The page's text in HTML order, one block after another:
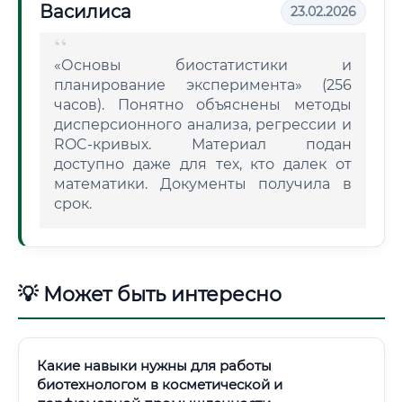
Василиса 23.02.2026
«Основы биостатистики и
планирование эксперимента» (256
часов). Понятно объяснены методы
дисперсионного анализа, регрессии и
ROC-кривых. Материал подан
доступно даже для тех, кто далек от
математики. Документы получила в
срок.
💡 Может быть интересно
Какие навыки нужны для работы
биотехнологом в косметической и